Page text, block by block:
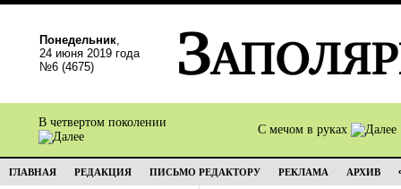
Понедельник,
24 июня 2019 года
№6 (4675)
В четвертом поколении
С мечом в руках
ГЛАВНАЯ РЕДАКЦИЯ ПИСЬМО РЕДАКТОРУ РЕКЛАМА АРХИВ